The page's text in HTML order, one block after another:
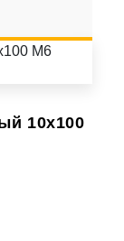
10x100